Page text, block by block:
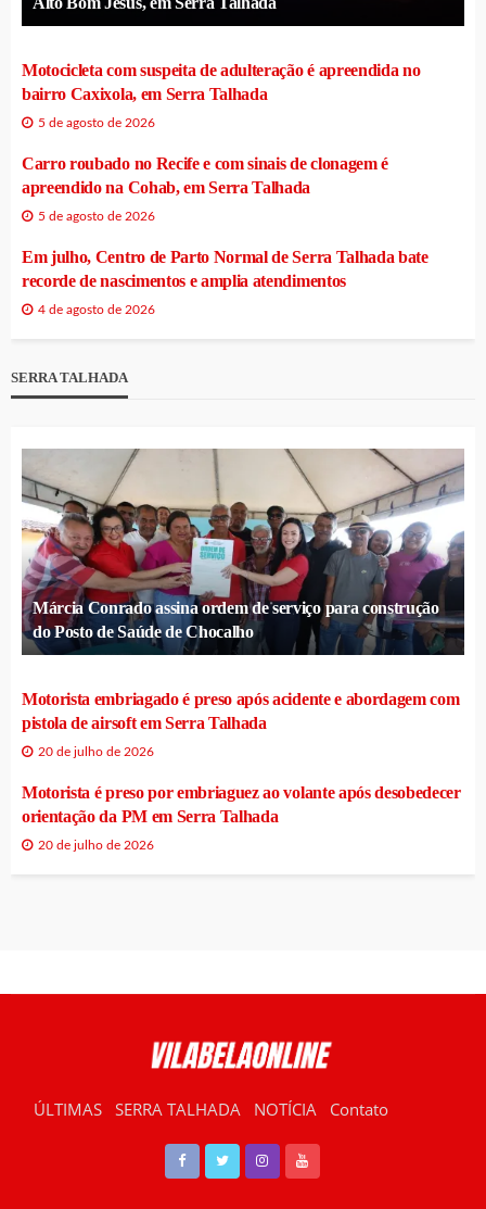
Motocicleta com suspeita de adulteração é apreendida no
bairro Caxixola, em Serra Talhada
5 de agosto de 2026
Carro roubado no Recife e com sinais de clonagem é
apreendido na Cohab, em Serra Talhada
5 de agosto de 2026
Em julho, Centro de Parto Normal de Serra Talhada bate
recorde de nascimentos e amplia atendimentos
4 de agosto de 2026
SERRA TALHADA
Márcia Conrado assina ordem de serviço para construção
do Posto de Saúde de Chocalho
Motorista embriagado é preso após acidente e abordagem com
pistola de airsoft em Serra Talhada
20 de julho de 2026
Motorista é preso por embriaguez ao volante após desobedecer
orientação da PM em Serra Talhada
20 de julho de 2026
ÚLTIMAS SERRA TALHADA NOTÍCIA Contato